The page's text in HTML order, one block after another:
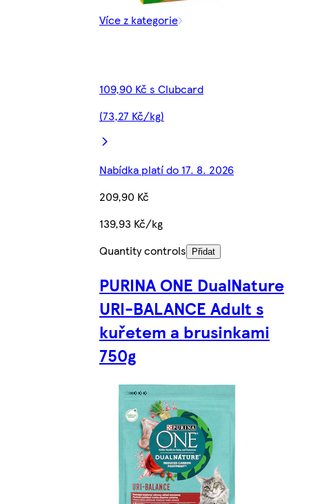
Více z kategorie
109,90 Kč s Clubcard
(73,27 Kč/kg)
Nabídka platí do 17. 8. 2026
209,90 Kč
139,93 Kč/kg
Quantity controls
Přidat
PURINA ONE DualNature
URI-BALANCE Adult s
kuřetem a brusinkami
750g